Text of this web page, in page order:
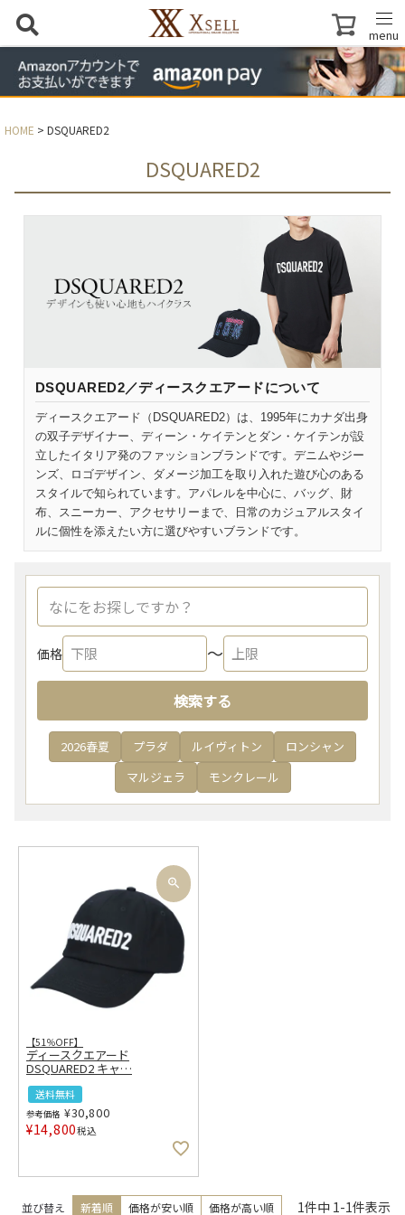
menu
HOME DSQUARED2
DSQUARED2
DSQUARED2／ディースクエアードについて
ディースクエアード（DSQUARED2）は、1995年にカナダ出身
の双子デザイナー、ディーン・ケイテンとダン・ケイテンが設
立したイタリア発のファッションブランドです。デニムやジー
ンズ、ロゴデザイン、ダメージ加工を取り入れた遊び心のある
スタイルで知られています。アパレルを中心に、バッグ、財
布、スニーカー、アクセサリーまで、日常のカジュアルスタイ
ルに個性を添えたい方に選びやすいブランドです。
価格 〜
検索する
2026春夏 プラダ ルイヴィトン
ロンシャン
マルジェラ
モンクレール
【51％OFF】
ディースクエアード
DSQUARED2 キャ…
送料無料
参考価格 ¥30,800
¥14,800税込
並び替え 新着順 価格が安い順 価格が高い順 1件中 1-1件表示